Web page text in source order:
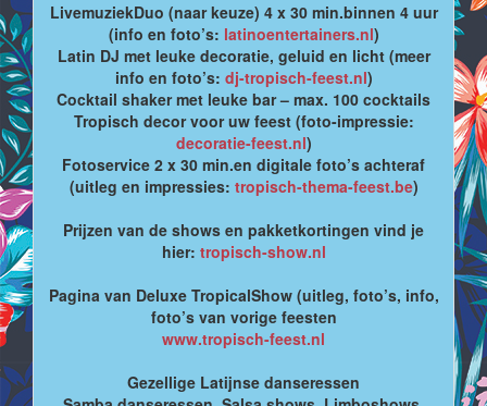
LivemuziekDuo (naar keuze) 4 x 30 min.binnen 4 uur
(info en foto’s: latinoentertainers.nl)
Latin DJ met leuke decoratie, geluid en licht (meer
info en foto’s: dj-tropisch-feest.nl)
Cocktail shaker met leuke bar – max. 100 cocktails
Tropisch decor voor uw feest (foto-impressie:
decoratie-feest.nl)
Fotoservice 2 x 30 min.en digitale foto’s achteraf
(uitleg en impressies: tropisch-thema-feest.be)
Prijzen van de shows en pakketkortingen vind je
hier: tropisch-show.nl
Pagina van Deluxe TropicalShow (uitleg, foto’s, info,
foto’s van vorige feesten
www.tropisch-feest.nl
Gezellige Latijnse danseressen